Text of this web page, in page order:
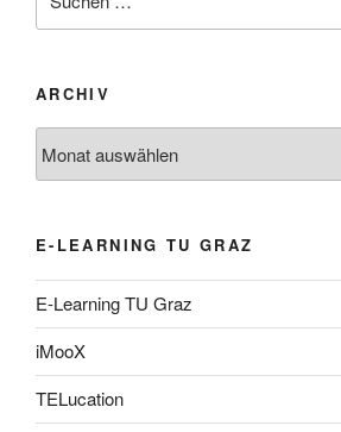
nach:
ARCHIV
E-LEARNING TU GRAZ
E-Learning TU Graz
iMooX
TELucation